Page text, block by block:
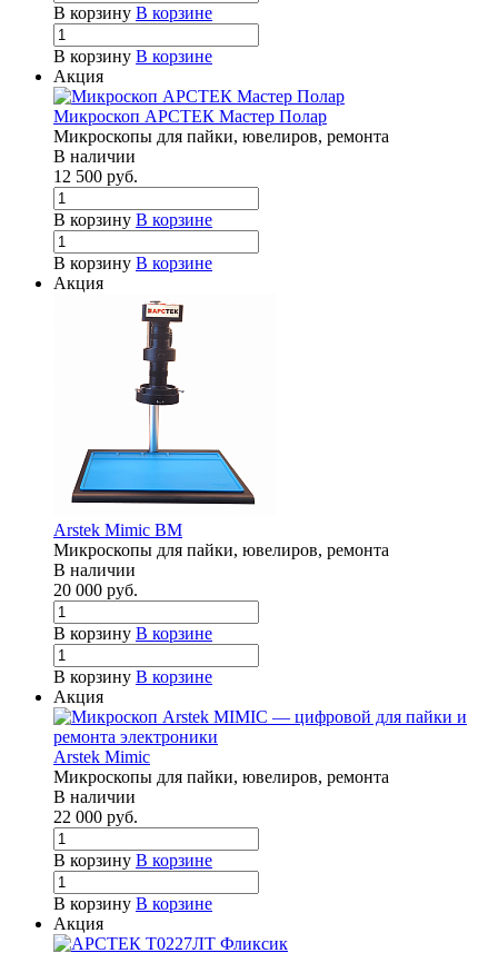
В корзину В корзине
В корзину В корзине
Акция
Микроскоп АРСТЕК Мастер Полар
Микроскопы для пайки, ювелиров, ремонта
В наличии
12 500 руб.
В корзину В корзине
В корзину В корзине
Акция
Arstek Mimic BM
Микроскопы для пайки, ювелиров, ремонта
В наличии
20 000 руб.
В корзину В корзине
В корзину В корзине
Акция
Arstek Mimic
Микроскопы для пайки, ювелиров, ремонта
В наличии
22 000 руб.
В корзину В корзине
В корзину В корзине
Акция